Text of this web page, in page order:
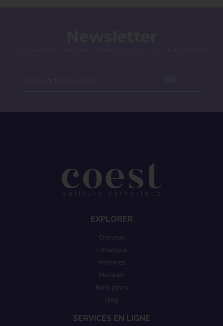
EXPLORER
Cheveux
Esthétique
Hommes
Marques
Bons plans
Blog
SERVICES EN LIGNE